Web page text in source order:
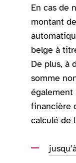
En cas de
montant
belge à
De plus, à
somme
également
financière
calculé de